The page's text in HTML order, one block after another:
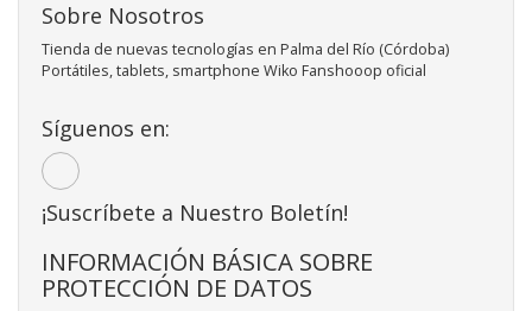
Sobre Nosotros
Tienda de nuevas tecnologías en Palma del Río (Córdoba)
Portátiles, tablets, smartphone Wiko Fanshooop oficial
Síguenos en:
¡Suscríbete a Nuestro Boletín!
INFORMACIÓN BÁSICA SOBRE
PROTECCIÓN DE DATOS